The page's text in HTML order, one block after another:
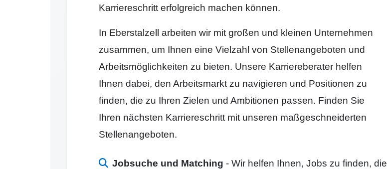
Karriereschritt erfolgreich machen können.
In Eberstalzell arbeiten wir mit großen und kleinen Unternehmen
zusammen, um Ihnen eine Vielzahl von Stellenangeboten und
Arbeitsmöglichkeiten zu bieten. Unsere Karriereberater helfen
Ihnen dabei, den Arbeitsmarkt zu navigieren und Positionen zu
finden, die zu Ihren Zielen und Ambitionen passen. Finden Sie
Ihren nächsten Karriereschritt mit unseren maßgeschneiderten
Stellenangeboten.
Jobsuche und Matching - Wir helfen Ihnen, Jobs zu finden, die